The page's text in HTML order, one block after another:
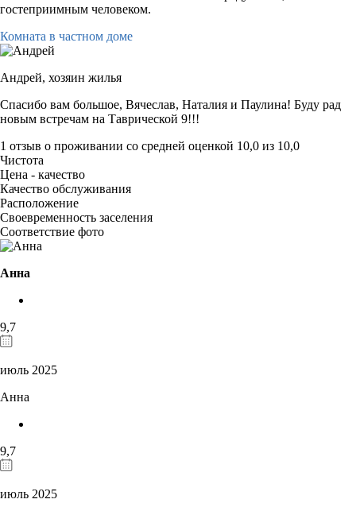
гостеприимным человеком.
Комната в частном доме
Андрей, хозяин жилья
Спасибо вам большое, Вячеслав, Наталия и Паулина! Буду рад
новым встречам на Таврической 9!!!
1 отзыв о проживании со средней оценкой 10,0 из 10,0
Чистота
Цена - качество
Качество обслуживания
Расположение
Своевременность заселения
Соответствие фото
Анна
9,7
июль 2025
Анна
9,7
июль 2025